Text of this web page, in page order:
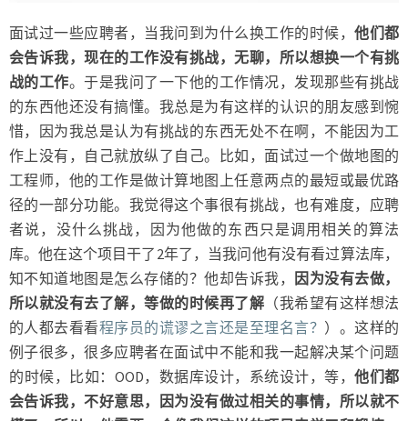
面试过一些应聘者，当我问到为什么换工作的时候，他们都
会告诉我，现在的工作没有挑战，无聊，所以想换一个有挑
战的工作。于是我问了一下他的工作情况，发现那些有挑战
的东西他还没有搞懂。我总是为有这样的认识的朋友感到惋
惜，因为我总是认为有挑战的东西无处不在啊，不能因为工
作上没有，自己就放纵了自己。比如，面试过一个做地图的
工程师，他的工作是做计算地图上任意两点的最短或最优路
径的一部分功能。我觉得这个事很有挑战，也有难度，应聘
者说，没什么挑战，因为他做的东西只是调用相关的算法
库。他在这个项目干了2年了，当我问他有没有看过算法库，
知不知道地图是怎么存储的？他却告诉我，
因为没有去做，
所以就没有去了解，等做的时候再了解 （我希望有这样想法
的人都去看看程序员的谎谬之言还是至理名言？ ）。这样的
例子很多，很多应聘者在面试中不能和我一起解决某个问题
的时候，比如：OOD，数据库设计，系统设计，等， 他们都
会告诉我，不好意思，因为没有做过相关的事情，所以就不